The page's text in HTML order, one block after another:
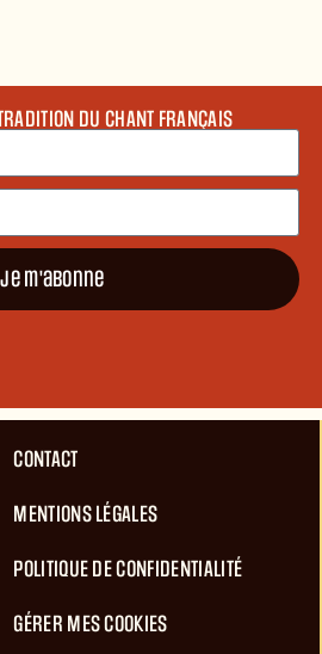
DU CHANT FRANÇAIS
Je m'abonne
CONTACT
MENTIONS LÉGALES
POLITIQUE DE CONFIDENTIALITÉ
GÉRER MES COOKIES